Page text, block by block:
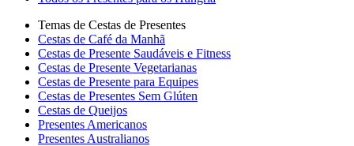
Temas de Cestas de Presentes
Cestas de Café da Manhã
Cestas de Presente Saudáveis e Fitness
Cestas de Presente Vegetarianas
Cestas de Presente para Equipes
Cestas de Presentes Sem Glúten
Cestas de Queijos
Presentes Americanos
Presentes Australianos